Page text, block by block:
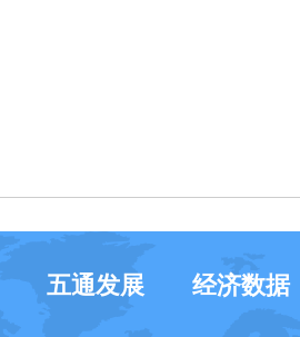
五通发展 经济数据